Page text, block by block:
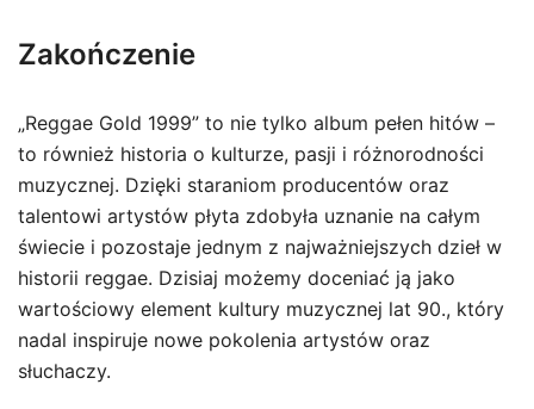
Zakończenie
„Reggae Gold 1999” to nie tylko album pełen hitów –
to również historia o kulturze, pasji i różnorodności
muzycznej. Dzięki staraniom producentów oraz
talentowi artystów płyta zdobyła uznanie na całym
świecie i pozostaje jednym z najważniejszych dzieł w
historii reggae. Dzisiaj możemy doceniać ją jako
wartościowy element kultury muzycznej lat 90., który
nadal inspiruje nowe pokolenia artystów oraz
słuchaczy.